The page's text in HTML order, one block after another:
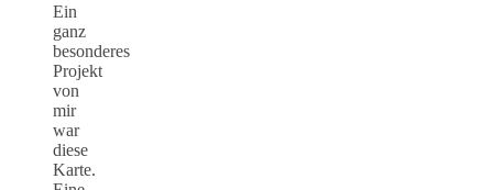
Ein
ganz
besonderes
Projekt
von
mir
war
diese
Karte.